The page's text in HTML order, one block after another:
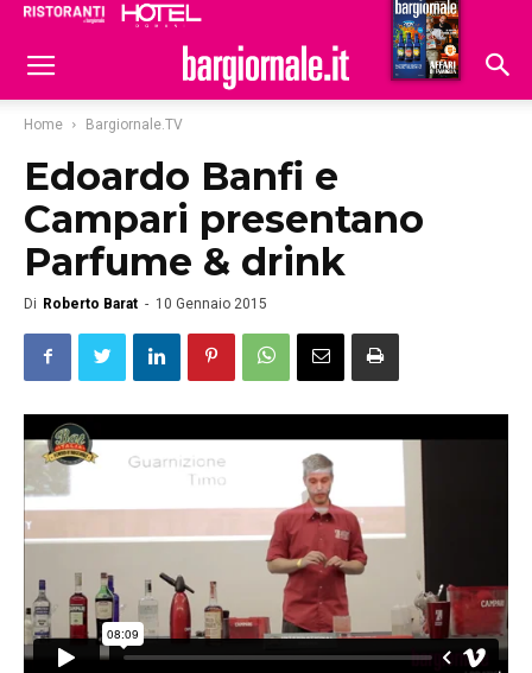
Hoteldomani
Home Bargiornale.TV
Edoardo Banfi e
Campari presentano
Parfume & drink
Di Roberto Barat - 10 Gennaio 2015